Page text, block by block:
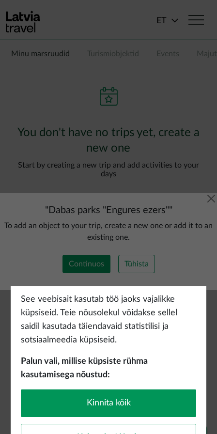
ET
Minu marsruudid Turismiobjektid Events
You don't have no trips yet, create a
new one
Start by creating a new trip and add activities to your
days
Lisada uus marsruut
" Dabas parks "Engures ezers""
To add an object to your trip, create a new one or add it to an
existing one.
Continuos Tühista
See veebisait kasutab töö jaoks vajalikke
küpsiseid. Teie nõusolekul võidakse sellel
saidil kasutada täiendavaid statistilisi ja
sotsiaalmeedia küpsiseid.
Palun vali, millise küpsiste rühma
kasutamisega nõustud:
Kinnita kõik